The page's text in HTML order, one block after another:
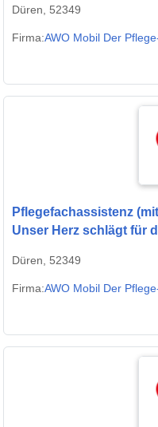
Düren, 52349
Firma:AWO Mobil Der
Pflegefachassistenz
Unser Herz schlägt für
Düren, 52349
Firma:AWO Mobil Der